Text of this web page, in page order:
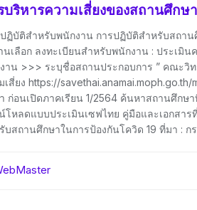
บริหารความเสี่ยงของสถานศึกษ
ฏิบัติสำหรับพนักงาน การปฏิบัติสำหรับสถา
นเลือก ลงทะเบียนสำหรับพนักงาน : ประเมิน
าน >>> ระบุชื่อสถานประกอบการ ” คณะวิท
เสี่ยง https://
ก่อนเปิดภาคเรียน 1/2564 ค้นหาสถานศึกษ
โหลดแบบประเมินเซฟไทย คู่มือและเอกสา
บสถานศึกษาในการป้องกันโควิด 19 ที่มา :